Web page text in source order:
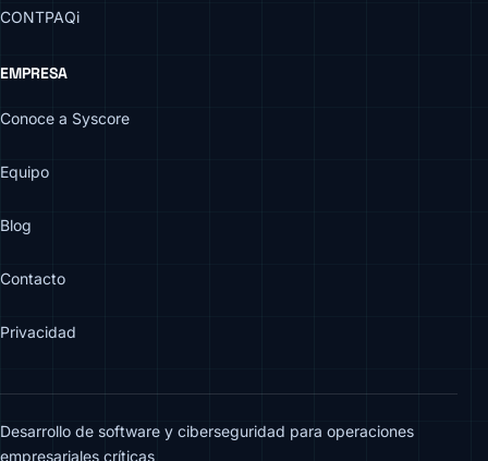
CONTPAQi
EMPRESA
Conoce a Syscore
Equipo
Blog
Contacto
Privacidad
Desarrollo de software y ciberseguridad para operaciones
empresariales críticas